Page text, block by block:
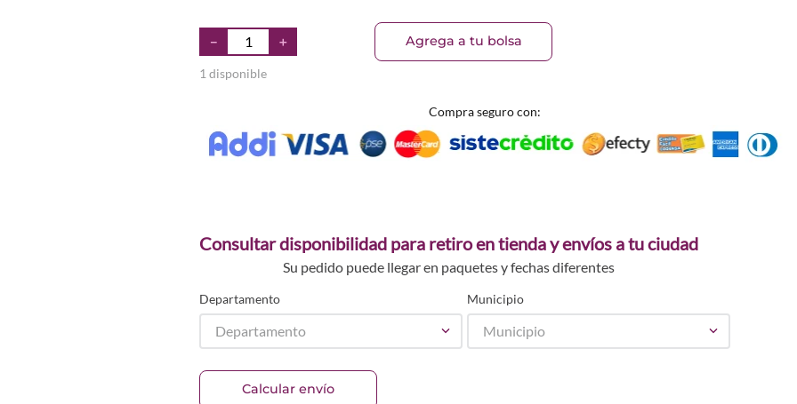
＋
－
1 disponible
Agrega a tu bolsa
Compra seguro con:
Consultar disponibilidad para retiro en tienda y envíos a tu ciudad
Su pedido puede llegar en paquetes y fechas diferentes
Departamento
Departamento
Municipio
Municipio
Calcular envío